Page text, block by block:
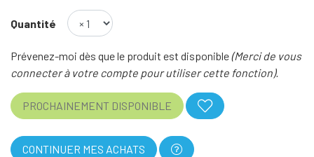
Quantité
Prévenez-moi dès que le produit est disponible(Merci de vous
connecter à votre compte pour utiliser cette fonction).
PROCHAINEMENT DISPONIBLE
CONTINUER MES ACHATS